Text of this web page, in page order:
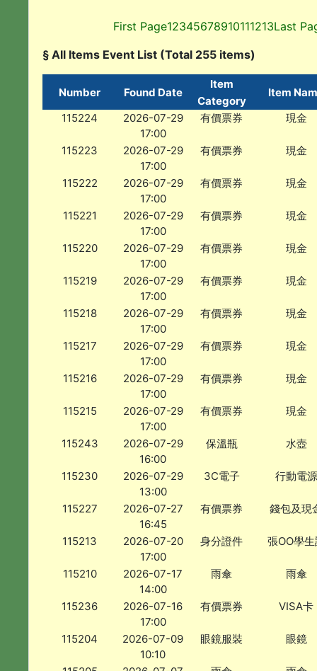
First Page12345678910111213Last
§ All Items Event List (Total 255 items)
Number Found Date
Item
Category
Item
115224
2026-07-29
17:00
有價票券 現金
115223
2026-07-29
17:00
有價票券 現金
115222
2026-07-29
17:00
有價票券 現金
115221
2026-07-29
17:00
有價票券 現金
115220
2026-07-29
17:00
有價票券 現金
115219
2026-07-29
17:00
有價票券 現金
115218
2026-07-29
17:00
有價票券 現金
115217
2026-07-29
17:00
有價票券 現金
115216
2026-07-29
17:00
有價票券 現金
115215
2026-07-29
17:00
有價票券 現金
115243
2026-07-29
16:00
保溫瓶 水壺
115230
2026-07-29
13:00
3C電子 行動電源
115227
2026-07-27
16:45
有價票券 錢包及現
115213
2026-07-20
17:00
身分證件 張OO學生
115210
2026-07-17
14:00
雨傘 雨傘
115236
2026-07-16
17:00
有價票券 VISA卡
115204
2026-07-09
10:10
眼鏡服裝 眼鏡